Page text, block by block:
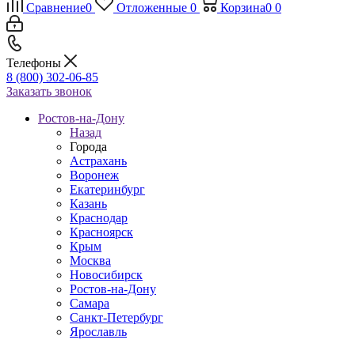
Сравнение0 Отложенные 0 Корзина0 0
Телефоны
8 (800) 302-06-85
Заказать звонок
Ростов-на-Дону
Назад
Города
Астрахань
Воронеж
Екатеринбург
Казань
Краснодар
Красноярск
Крым
Москва
Новосибирск
Ростов-на-Дону
Самара
Санкт-Петербург
Ярославль